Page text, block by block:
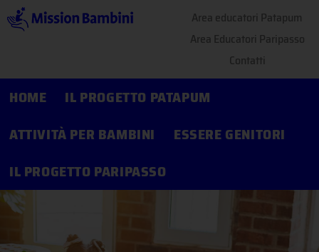
Area educatori Patapum
Area Educatori Paripasso
Contatti
HOME
IL PROGETTO PATAPUM
ATTIVITÀ PER BAMBINI
ESSERE GENITORI
IL PROGETTO PARIPASSO